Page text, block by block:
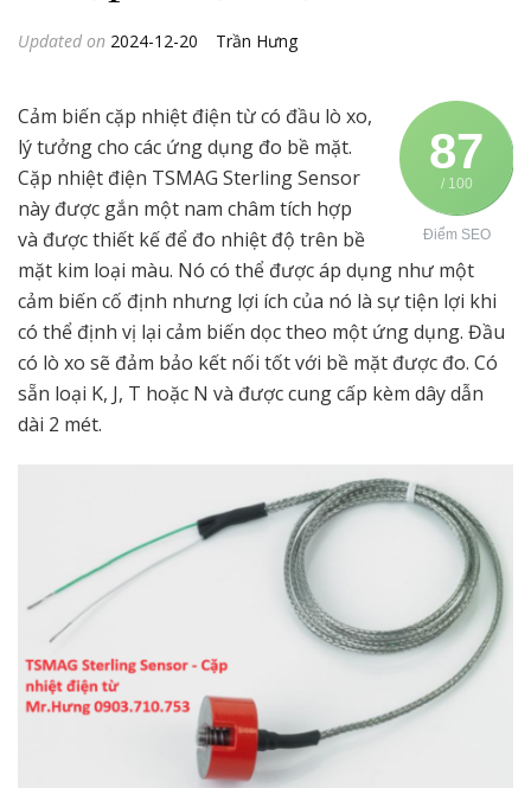
Trần Hưng
Updated on 2024-12-20
87
/ 100
Điểm SEO
Cảm biến cặp nhiệt điện từ có đầu lò xo,
lý tưởng cho các ứng dụng đo bề mặt.
Cặp nhiệt điện TSMAG Sterling Sensor
này được gắn một nam châm tích hợp
và được thiết kế để đo nhiệt độ trên bề
mặt kim loại màu. Nó có thể được áp dụng như một
cảm biến cố định nhưng lợi ích của nó là sự tiện lợi khi
có thể định vị lại cảm biến dọc theo một ứng dụng. Đầu
có lò xo sẽ ​​đảm bảo kết nối tốt với bề mặt được đo. Có
sẵn loại K, J, T hoặc N và được cung cấp kèm dây dẫn
dài 2 mét.